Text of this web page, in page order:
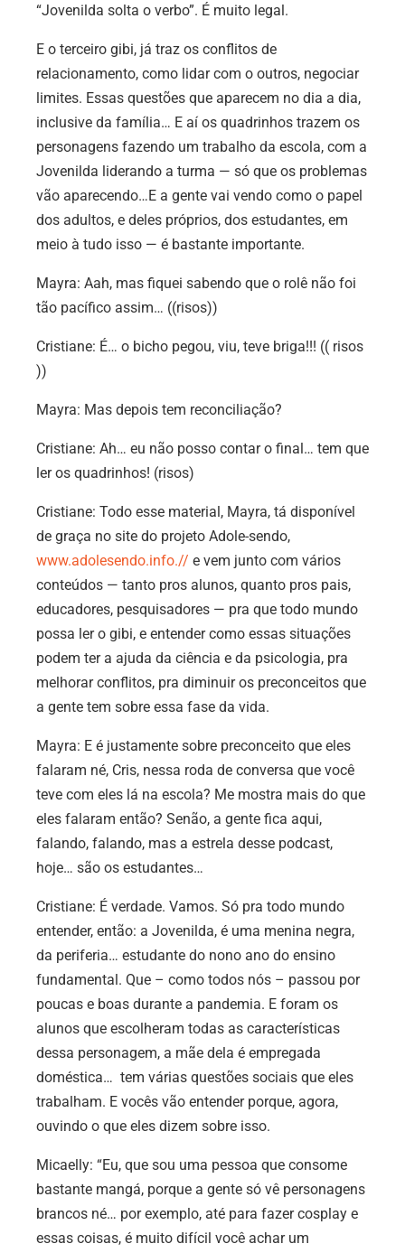
“Jovenilda solta o verbo”. É muito legal.
E o terceiro gibi, já traz os conflitos de
relacionamento, como lidar com o outros, negociar
limites. Essas questões que aparecem no dia a dia,
inclusive da família… E aí os quadrinhos trazem os
personagens fazendo um trabalho da escola, com a
Jovenilda liderando a turma — só que os problemas
vão aparecendo…E a gente vai vendo como o papel
dos adultos, e deles próprios, dos estudantes, em
meio à tudo isso — é bastante importante.
Mayra: Aah, mas fiquei sabendo que o rolê não foi
tão pacífico assim… ((risos))
Cristiane: É… o bicho pegou, viu, teve briga!!! (( risos
))
Mayra: Mas depois tem reconciliação?
Cristiane: Ah… eu não posso contar o final… tem que
ler os quadrinhos! (risos)
Cristiane: Todo esse material, Mayra, tá disponível
de graça no site do projeto Adole-sendo,
www.adolesendo.info.// e vem junto com vários
conteúdos — tanto pros alunos, quanto pros pais,
educadores, pesquisadores — pra que todo mundo
possa ler o gibi, e entender como essas situações
podem ter a ajuda da ciência e da psicologia, pra
melhorar conflitos, pra diminuir os preconceitos que
a gente tem sobre essa fase da vida.
Mayra: E é justamente sobre preconceito que eles
falaram né, Cris, nessa roda de conversa que você
teve com eles lá na escola? Me mostra mais do que
eles falaram então? Senão, a gente fica aqui,
falando, falando, mas a estrela desse podcast,
hoje… são os estudantes…
Cristiane: É verdade. Vamos. Só pra todo mundo
entender, então: a Jovenilda, é uma menina negra,
da periferia… estudante do nono ano do ensino
fundamental. Que – como todos nós – passou por
poucas e boas durante a pandemia. E foram os
alunos que escolheram todas as características
dessa personagem, a mãe dela é empregada
doméstica… tem várias questões sociais que eles
trabalham. E vocês vão entender porque, agora,
ouvindo o que eles dizem sobre isso.
Micaelly: “Eu, que sou uma pessoa que consome
bastante mangá, porque a gente só vê personagens
brancos né… por exemplo, até para fazer cosplay e
essas coisas, é muito difícil você achar um